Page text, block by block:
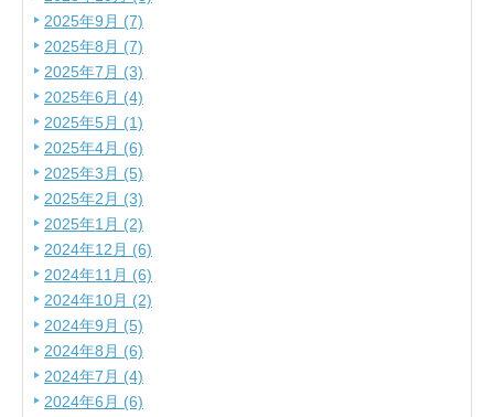
2025年9月 (7)
2025年8月 (7)
2025年7月 (3)
2025年6月 (4)
2025年5月 (1)
2025年4月 (6)
2025年3月 (5)
2025年2月 (3)
2025年1月 (2)
2024年12月 (6)
2024年11月 (6)
2024年10月 (2)
2024年9月 (5)
2024年8月 (6)
2024年7月 (4)
2024年6月 (6)